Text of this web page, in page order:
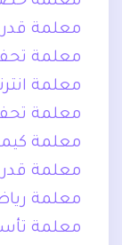
معلمة
معلمة
معلمة
معلمة
معلمة
معلمة
معلمة
معلمة